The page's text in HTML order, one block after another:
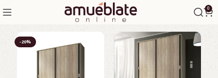
0
-20%